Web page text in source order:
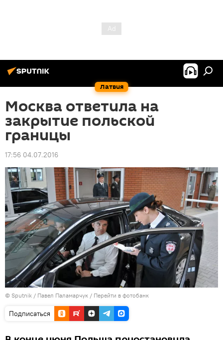
Латвия
Москва ответила на
закрытие польской
границы
17:56 04.07.2016
© Sputnik / Павел Паламарчук / Перейти в фотобанк
Подписаться